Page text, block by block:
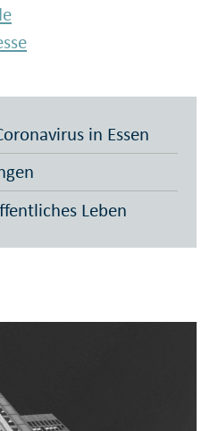
in Essen
Leben